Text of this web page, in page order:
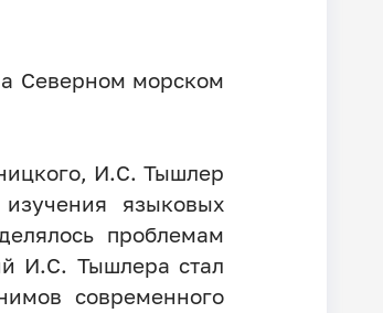
Северном морском
И.С. Тышлер
языковых
проблемам
И.С. Тышлера стал
современного